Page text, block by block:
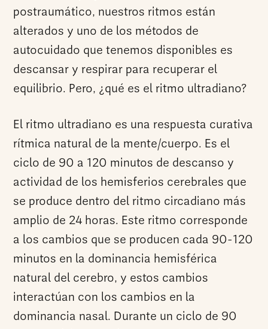
postraumático, nuestros ritmos están
alterados y uno de los métodos de
autocuidado que tenemos disponibles es
descansar y respirar para recuperar el
equilibrio. Pero, ¿qué es el ritmo ultradiano?
El ritmo ultradiano es una respuesta curativa
rítmica natural de la mente/cuerpo. Es el
ciclo de 90 a 120 minutos de descanso y
actividad de los hemisferios cerebrales que
se produce dentro del ritmo circadiano más
amplio de 24 horas. Este ritmo corresponde
a los cambios que se producen cada 90-120
minutos en la dominancia hemisférica
natural del cerebro, y estos cambios
interactúan con los cambios en la
dominancia nasal. Durante un ciclo de 90